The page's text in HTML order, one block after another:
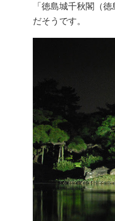
「徳島城千秋閣（
だそうです。